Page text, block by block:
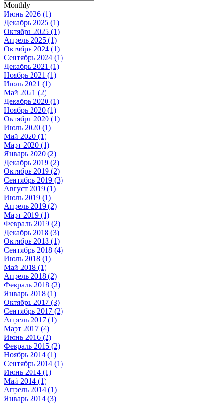
Monthly
Июнь 2026 (1)
Декабрь 2025 (1)
Октябрь 2025 (1)
Апрель 2025 (1)
Октябрь 2024 (1)
Сентябрь 2024 (1)
Декабрь 2021 (1)
Ноябрь 2021 (1)
Июль 2021 (1)
Май 2021 (2)
Декабрь 2020 (1)
Ноябрь 2020 (1)
Октябрь 2020 (1)
Июль 2020 (1)
Май 2020 (1)
Март 2020 (1)
Январь 2020 (2)
Декабрь 2019 (2)
Октябрь 2019 (2)
Сентябрь 2019 (3)
Август 2019 (1)
Июль 2019 (1)
Апрель 2019 (2)
Март 2019 (1)
Февраль 2019 (2)
Декабрь 2018 (3)
Октябрь 2018 (1)
Сентябрь 2018 (4)
Июль 2018 (1)
Май 2018 (1)
Апрель 2018 (2)
Февраль 2018 (2)
Январь 2018 (1)
Октябрь 2017 (3)
Сентябрь 2017 (2)
Апрель 2017 (1)
Март 2017 (4)
Июнь 2016 (2)
Февраль 2015 (2)
Ноябрь 2014 (1)
Сентябрь 2014 (1)
Июнь 2014 (1)
Май 2014 (1)
Апрель 2014 (1)
Январь 2014 (3)